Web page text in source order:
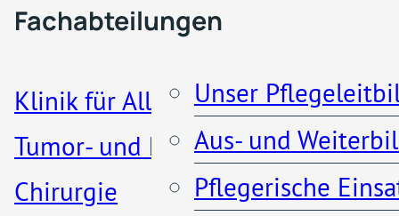
Besucherregelung
Patienteninformationen
Küche und Cafeteria
Fachabteilungen
Klinik für Allgemein-, Viszeral-,
Tumor- und koloproktologische
Chirurgie
Unser
Aus- und
Pflegerische
Krankenhaus Porz
am Rhein